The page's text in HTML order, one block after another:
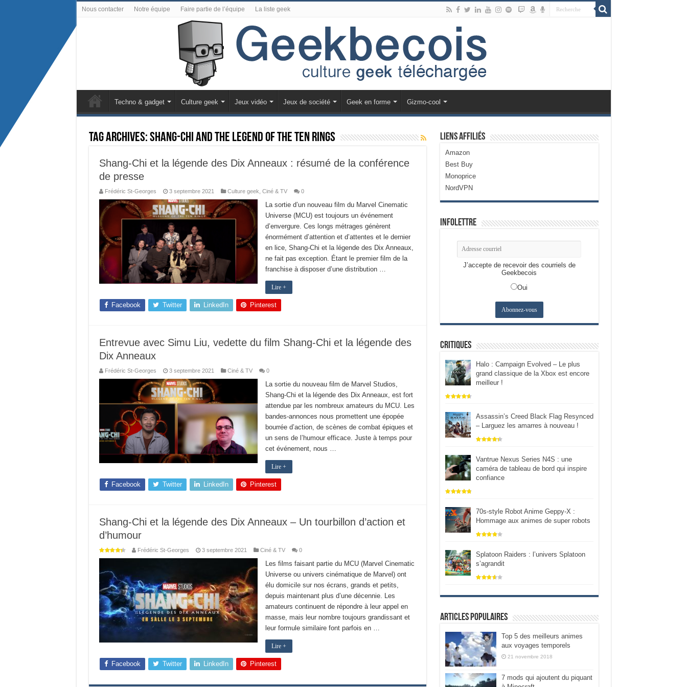
Nous contacter Notre équipe Faire partie de l’équipe La liste geek
Techno & gadget Culture geek Jeux vidéo Jeux de société Geek en forme Gizmo-cool
Tag Archives:Shang-Chi and the Legend of the Ten Rings
Shang-Chi et la légende des Dix Anneaux : résumé de la conférence
de presse
Frédéric St-Georges 3 septembre 2021 Culture geek Ciné & TV 0
La sortie d’un nouveau film du Marvel Cinematic
Universe (MCU) est toujours un événement
d’envergure. Ces longs métrages génèrent
énormément d’attention et d’attentes et le dernier
en lice, Shang-Chi et la légende des Dix Anneaux,
ne fait pas exception. Étant le premier film de la
franchise à disposer d’une distribution …
Lire +
Facebook Twitter LinkedIn Pinterest
Entrevue avec Simu Liu, vedette du film Shang-Chi et la légende des
Dix Anneaux
Frédéric St-Georges 3 septembre 2021 Ciné & TV 0
La sortie du nouveau film de Marvel Studios,
Shang-Chi et la légende des Dix Anneaux, est fort
attendue par les nombreux amateurs du MCU. Les
bandes-annonces nous promettent une épopée
bourrée d’action, de scènes de combat épiques et
un sens de l’humour efficace. Juste à temps pour
cet événement, nous …
Lire +
Facebook Twitter LinkedIn Pinterest
Shang-Chi et la légende des Dix Anneaux – Un tourbillon d’action et
d’humour
Frédéric St-Georges 3 septembre 2021 Ciné & TV 0
Les films faisant partie du MCU (Marvel Cinematic
Universe ou univers cinématique de Marvel) ont
élu domicile sur nos écrans, grands et petits,
depuis maintenant plus d’une décennie. Les
amateurs continuent de répondre à leur appel en
masse, mais leur nombre toujours grandissant et
leur formule similaire font parfois en …
Lire +
Facebook Twitter LinkedIn Pinterest
Liens Affiliés
Amazon
Best Buy
Monoprice
NordVPN
Infolettre
J’accepte de recevoir des courriels de
Geekbecois
Oui
Critiques
Halo : Campaign Evolved – Le plus
grand classique de la Xbox est encore
meilleur !
Assassin’s Creed Black Flag Resynced
– Larguez les amarres à nouveau !
Vantrue Nexus Series N4S : une
caméra de tableau de bord qui inspire
confiance
70s-style Robot Anime Geppy-X :
Hommage aux animes de super robots
Splatoon Raiders : l’univers Splatoon
s’agrandit
Articles populaires
Top 5 des meilleurs animes
aux voyages temporels
21 novembre 2018
7 mods qui ajoutent du piquant